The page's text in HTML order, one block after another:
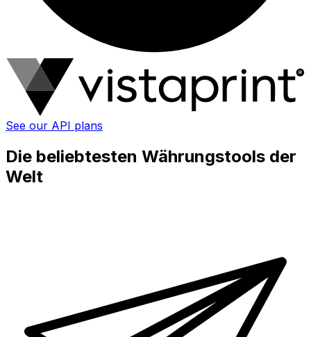
See our API plans
Die beliebtesten Währungstools der
Welt